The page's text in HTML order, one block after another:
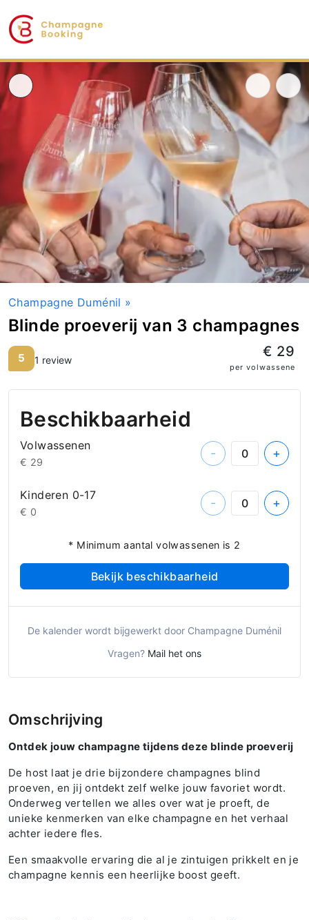
Champagne Duménil »
Blinde proeverij van 3 champagnes
5 1 review € 29
per volwassene
Beschikbaarheid
Volwassenen
€ 29
- +
Kinderen 0-17
€ 0
- +
* Minimum aantal volwassenen is 2
Bekijk beschikbaarheid
De kalender wordt bijgewerkt door Champagne Duménil
Vragen? Mail het ons
Omschrijving
Ontdek jouw champagne tijdens deze blinde proeverij
De host laat je drie bijzondere champagnes blind
proeven, en jij ontdekt zelf welke jouw favoriet wordt.
Onderweg vertellen we alles over wat je proeft, de
unieke kenmerken van elke champagne en het verhaal
achter iedere fles.
Een smaakvolle ervaring die al je zintuigen prikkelt en je
champagne kennis een heerlijke boost geeft.